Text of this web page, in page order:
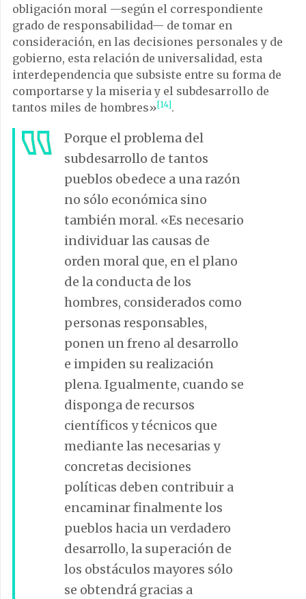
obligación moral —según el correspondiente
grado de responsabilidad— de tomar en
consideración, en las decisiones personales y de
gobierno, esta relación de universalidad, esta
interdependencia que subsiste entre su forma de
comportarse y la miseria y el subdesarrollo de
tantos miles de hombres»[14].
Porque el problema del
subdesarrollo de tantos
pueblos obedece a una razón
no sólo económica sino
también moral. «Es necesario
individuar las causas de
orden moral que, en el plano
de la conducta de los
hombres, considerados como
personas responsables,
ponen un freno al desarrollo
e impiden su realización
plena. Igualmente, cuando se
disponga de recursos
científicos y técnicos que
mediante las necesarias y
concretas decisiones
políticas deben contribuir a
encaminar finalmente los
pueblos hacia un verdadero
desarrollo, la superación de
los obstáculos mayores sólo
se obtendrá gracias a